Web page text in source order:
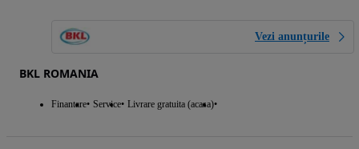
Vezi anunțurile
BKL ROMANIA
Finantare Service Livrare gratuita (acasa)